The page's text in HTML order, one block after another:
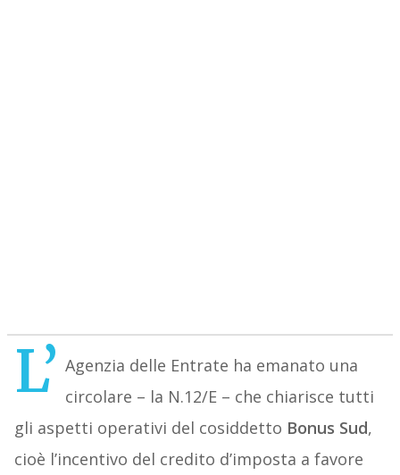
L’ Agenzia delle Entrate ha emanato una
circolare – la N.12/E – che chiarisce tutti
gli aspetti operativi del cosiddetto Bonus Sud,
cioè l’incentivo del credito d’imposta a favore